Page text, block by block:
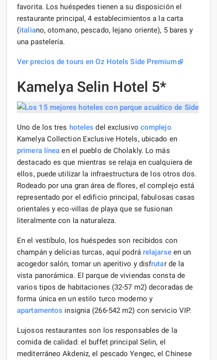
favorita. Los huéspedes tienen a su disposición el
restaurante principal, 4 establecimientos a la carta
(italiano, otomano, pescado, lejano oriente), 5 bares y
una pastelería.
Ver precios de tours en Oz Hotels Side Premium
Kamelya Selin Hotel 5*
Uno de los tres hoteles del exclusivo complejo
Kamelya Collection Exclusive Hotels, ubicado en
primera línea en el pueblo de Cholakly. Lo más
destacado es que mientras se relaja en cualquiera de
ellos, puede utilizar la infraestructura de los otros dos.
Rodeado por una gran área de flores, el complejo está
representado por el edificio principal, fabulosas casas
orientales y eco-villas de playa que se fusionan
literalmente con la naturaleza.
En el vestíbulo, los huéspedes son recibidos con
champán y delicias turcas, aquí podrá relajarseen un
acogedor salón, tomar un aperitivo y disfrutar de la
vista panorámica. El parque de viviendas consta de
varios tipos de habitaciones (32-57 m2) decoradas de
forma única en un estilo turco moderno y
apartamentos insignia (266-542 m2) con servicio VIP.
Lujosos restaurantes son los responsables de la
comida de calidad: el buffet principal Selin, el
mediterráneo Akdeniz, el pescado Yengec, el Chinese